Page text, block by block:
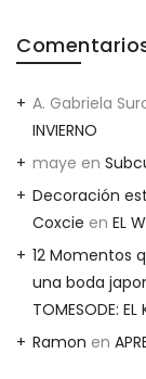
A. Gabriela
INVIERNO
maye en
Decoración
Coxcie en EL
12 Momentos
una boda
TOMESODE: EL
Ramon en